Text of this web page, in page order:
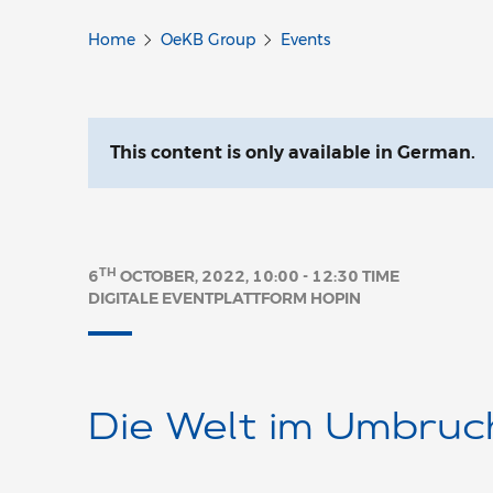
Home OeKB Group Events
This content is only available in German.
6TH OCTOBER, 2022, 10:00 - 12:30 TIME
DIGITALE EVENTPLATTFORM HOPIN
Die Welt im